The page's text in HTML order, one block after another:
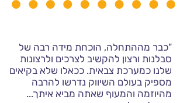
"כבר מההתחלה, הוכחת מידה רבה של
סבלנות ורצון להקשיב לצרכים ולרצונות
שלנו כמערכת צבאית. ככאלו שלא בקיאים
מספיק בעולם השיווק נדרשו להרבה
מהיוזמה והמעוף שאתה מביא איתך...